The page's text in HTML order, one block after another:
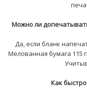
Можно ли
Да, если бланк
Мелованная бумага 115
Как